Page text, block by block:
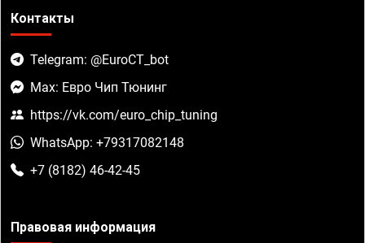
Контакты
Telegram: @EuroCT_bot
Max: Евро Чип Тюнинг
https://vk.com/euro_chip_tuning
WhatsApp: +79317082148
+7 (8182) 46-42-45
Правовая информация